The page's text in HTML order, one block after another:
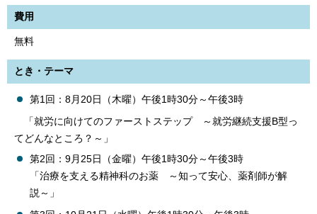
費用
無料
とき・テーマ
第1回：8月20日（木曜）午後1時30分～午後3時
「就労に向けてのファーストステップ ～就労継続支援B型っ
てどんなところ？～」
第2回：9月25日（金曜）午後1時30分～午後3時
「治療を支える精神科のお薬 ～知って安心、薬剤師が解
説～」